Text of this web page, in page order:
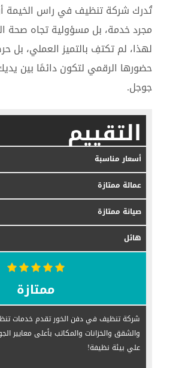
تُدرك شركة تنظيف في راس الخيمة
مجرد خدمة، بل مسؤولية تجاه صحة
لهذا، لم تكتفِ بالتميز العملي، بل
حضورها الرقمي لتكون دائمًا بين
جوجل.
التقييم
أسعار مناسبة
عمالة ممتازة
صيانة ممتازة
هائل
ممتازة
شركة تنظيف في دفن الخور تقدم خدمات
والشقق والخزانات والمكاتب بأعلى معايير
علي بيئة نظيفة!